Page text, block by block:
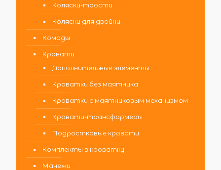
Коляски-трости
Коляски для двойни
Комоды
Кровати
Дополнительные элементы
Кроватки без маятника
Кроватки с маятниковым механизмом
Кровати-трансформеры
Подростковые кровати
Комплекты в кроватку
Манежи